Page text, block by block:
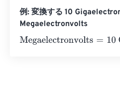
例: 変換する 10
Megaelectronvolts
Megaelectronvolts=10